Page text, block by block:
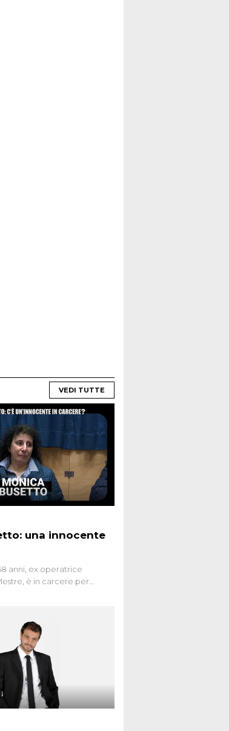
VEDI TUTTE
una innocente
anni, ex operatrice
è in carcere per
innocente. Nel 2015
lo stesso delitto, poi
per un solo omicidio:
giustizia cieca?